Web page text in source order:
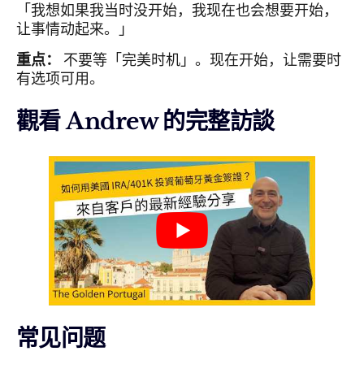
「我想如果我当时没开始，我现在也会想要开始，
让事情动起来。」
重点：
不要等「完美时机」。现在开始，让需要时
有选项可用。
觀看 Andrew 的完整訪談
常见问题